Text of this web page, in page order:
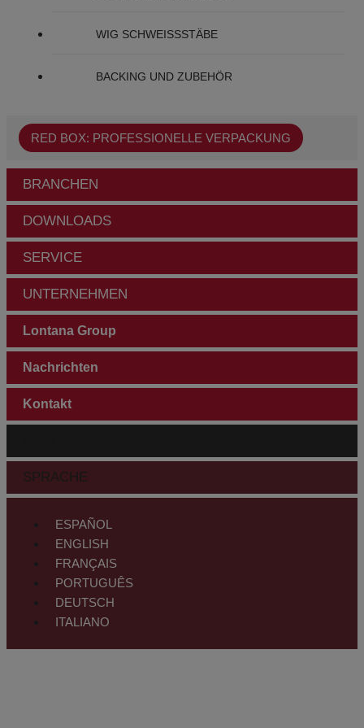
WIG SCHWEISSSTÄBE
BACKING UND ZUBEHÖR
RED BOX: PROFESSIONELLE VERPACKUNG
BRANCHEN
DOWNLOADS
SERVICE
UNTERNEHMEN
Lontana Group
Nachrichten
Kontakt
SPRACHE
ESPAÑOL
ENGLISH
FRANÇAIS
PORTUGUÊS
DEUTSCH
ITALIANO